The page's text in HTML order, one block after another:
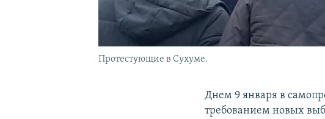
Протестующие в Сухуме.
Днем 9 января в
требованием новых